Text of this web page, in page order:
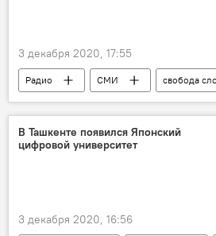
3 декабря 2020, 17:55
Радио СМИ
свобода
Асаджон Ходжаев
мнение
В Ташкенте появился Японский
цифровой университет
3 декабря 2020, 16:56